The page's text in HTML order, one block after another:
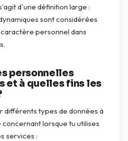
d'une définition large :
sont considérées
personnel dans
personnelles
et à quelles fins les
différents types de données à
lorsque tu utilises
services :